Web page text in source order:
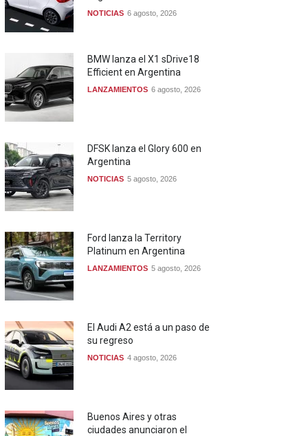
NOTICIAS 6 agosto, 2026
BMW lanza el X1 sDrive18
Efficient en Argentina
LANZAMIENTOS 6 agosto, 2026
DFSK lanza el Glory 600 en
Argentina
NOTICIAS 5 agosto, 2026
Ford lanza la Territory
Platinum en Argentina
LANZAMIENTOS 5 agosto, 2026
El Audi A2 está a un paso de
su regreso
NOTICIAS 4 agosto, 2026
Buenos Aires y otras
ciudades anunciaron el